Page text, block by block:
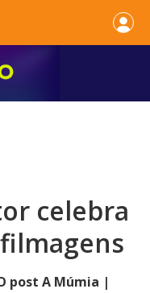
celebra
post A Múmia |